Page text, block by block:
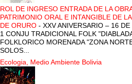
ROL DE INGRESO ENTRADA DE LA
PATRIMONIO ORAL E INTANGIBLE DE
DE ORURO - XXV ANIVERSARIO – 16
1 CONJU TRADICIONAL FOLK
FOLKLORICO MORENADA "ZONA
SOLOS...
Ecologia, Medio Ambiente Bolivia